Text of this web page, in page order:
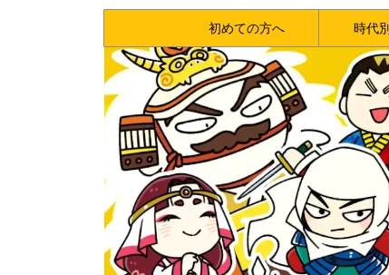
初めての方へ 時代